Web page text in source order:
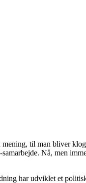
mening, til man bliver
Nå, men
har udviklet et